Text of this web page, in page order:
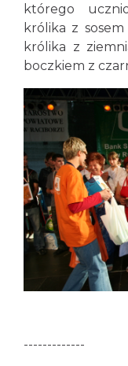
którego
królika z
królika z
boczkiem z
-------------